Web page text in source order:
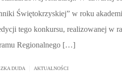
Świętokrzyskiej” w roku
tego konkursu, realizowanej w
Regionalnego […]
DUDA AKTUALNOŚCI